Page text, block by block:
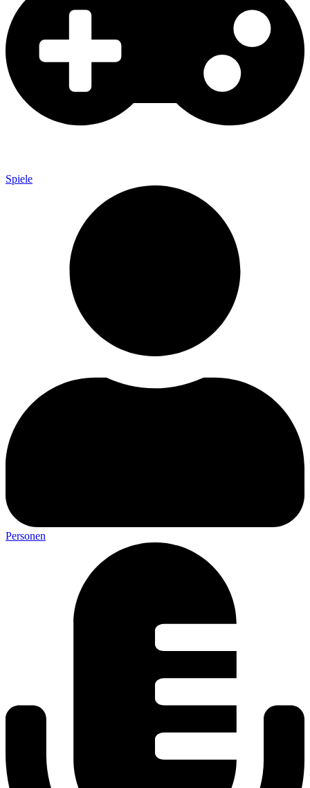
Spiele
Personen